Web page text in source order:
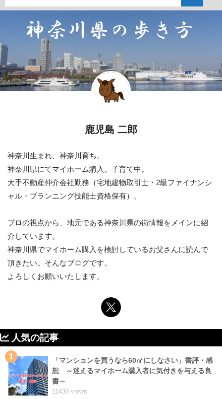
鹿児島 二郎
神奈川生まれ、神奈川育ち。
神奈川県にてマイホーム購入。子育て中。
大手不動産仲介会社勤務（宅地建物取引士・2級ファイナンシ
ャル・プランニング技能士資格保有）。
プロの視点から、地元である神奈川県の街情報をメインに紹
介しています。
神奈川県でマイホーム購入を検討しているお父さんに読んで
頂きたい。そんなブログです。
よろしくお願いいたします。
人気の記事
1
「マンションを買うなら60㎡にしなさい」書評・感
想 ～迷えるマイホーム購入者に気付きを与える良
書～
11430 views